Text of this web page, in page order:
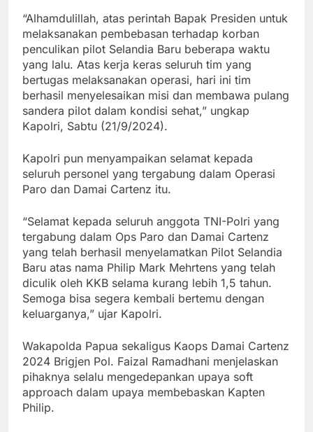
“Alhamdulillah, atas perintah Bapak Presiden untuk
melaksanakan pembebasan terhadap korban
penculikan pilot Selandia Baru beberapa waktu
yang lalu. Atas kerja keras seluruh tim yang
bertugas melaksanakan operasi, hari ini tim
berhasil menyelesaikan misi dan membawa pulang
sandera pilot dalam kondisi sehat,” ungkap
Kapolri, Sabtu (21/9/2024).
Kapolri pun menyampaikan selamat kepada
seluruh personel yang tergabung dalam Operasi
Paro dan Damai Cartenz itu.
“Selamat kepada seluruh anggota TNI-Polri yang
tergabung dalam Ops Paro dan Damai Cartenz
yang telah berhasil menyelamatkan Pilot Selandia
Baru atas nama Philip Mark Mehrtens yang telah
diculik oleh KKB selama kurang lebih 1,5 tahun.
Semoga bisa segera kembali bertemu dengan
keluarganya,” ujar Kapolri.
Wakapolda Papua sekaligus Kaops Damai Cartenz
2024 Brigjen Pol. Faizal Ramadhani menjelaskan
pihaknya selalu mengedepankan upaya soft
approach dalam upaya membebaskan Kapten
Philip.